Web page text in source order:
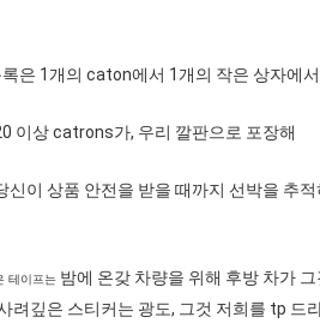
록은 1개의 caton에서 1개의 작은 상자에
이상 catrons가, 우리 깔판으로 포장해
신이 상품 안전을 받을 때까지 선박을 추적
테이프는 밤에 온갖 차량을 위해 후방 차가
려깊은 스티커는 광도, 그것 저희를 tp 드